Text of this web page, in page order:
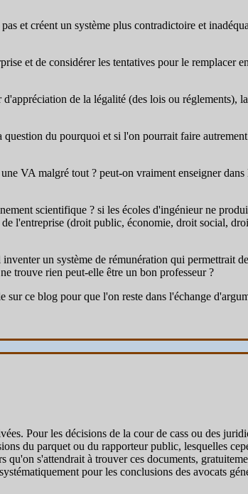
et créent un système plus contradictoire et
et de considérer les tentatives pour le remplacer
de la légalité (des lois ou réglements),
du pourquoi et si l'on pourrait faire
VA malgré tout ? peut-on vraiment enseigner
scientifique ? si les écoles d'ingénieur ne
l'entreprise (droit public, économie, droit social,
un système de rémunération qui permettrait
trouve rien peut-elle être un bon professeur ?
sur ce blog pour que l'on reste dans l'échange
Pour les décisions de la cour de cass ou des
du parquet ou du rapporteur public, lesquelles
qu'on s'attendrait à trouver ces documents,
pour les conclusions des avocats